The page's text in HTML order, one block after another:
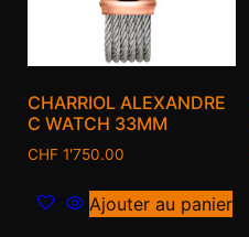
CHARRIOL ALEXANDRE
C WATCH 33MM
CHF 1'750.00
Ajouter au panier